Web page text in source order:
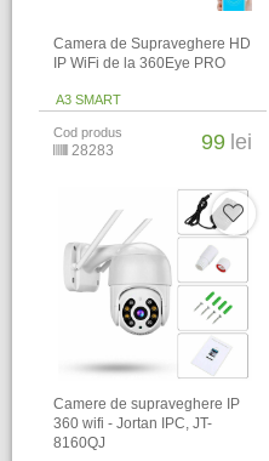
Camera de Supraveghere HD
IP WiFi de la 360Eye PRO
A3 SMART
Cod produs
28283 99 lei
Camere de supraveghere IP
360 wifi - Jortan IPC, JT-
8160QJ